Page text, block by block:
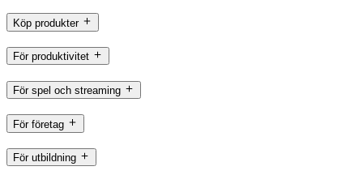
Köp produkter
För produktivitet
För spel och streaming
För företag
För utbildning